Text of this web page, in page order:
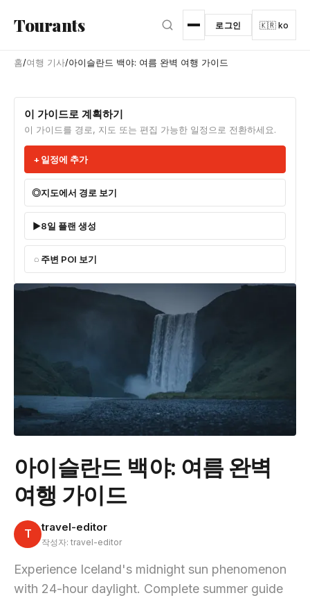
Tourants 로그인 🇰🇷 ko
홈/여행 기사/아이슬란드 백야: 여름 완벽 여행 가이드
이 가이드로 계획하기
이 가이드를 경로, 지도 또는 편집 가능한 일정으로 전환하세요.
일정에 추가
지도에서 경로 보기
8일 플랜 생성
주변 POI 보기
아이슬란드 백야: 여름 완벽
여행 가이드
T travel-editor
작성자: travel-editor
Experience Iceland's midnight sun phenomenon
with 24-hour daylight. Complete summer guide